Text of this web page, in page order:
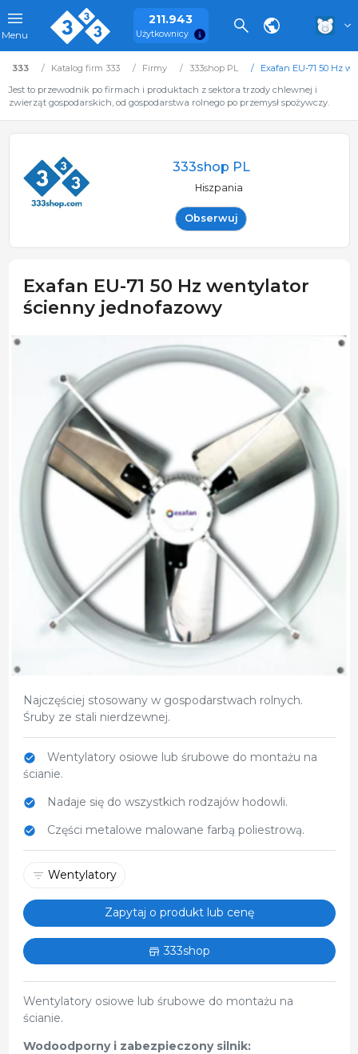
Menu
211.943
Użytkownicy
333 Katalog firm 333 Firmy 333shop PL
Exafan EU-71 50 Hz
Jest to przewodnik po firmach i produktach z sektora trzody chlewnej i
zwierząt gospodarskich, od gospodarstwa rolnego po przemysł spożywczy.
333shop PL
Hiszpania
Obserwuj
Exafan EU-71 50 Hz wentylator
ścienny jednofazowy
Najczęściej stosowany w gospodarstwach rolnych.
Śruby ze stali nierdzewnej.
Wentylatory osiowe lub śrubowe do montażu na
ścianie.
Nadaje się do wszystkich rodzajów hodowli.
Części metalowe malowane farbą poliestrową.
Wentylatory
Zapytaj o produkt lub cenę
333shop
Wentylatory osiowe lub śrubowe do montażu na
ścianie.
Wodoodporny i zabezpieczony silnik: